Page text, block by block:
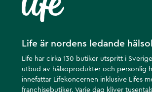
Life är nordens ledande
Life har cirka 130 butiker utspritt i
utbud av hälsoprodukter och personlig
innefattar Lifekoncernen inklusive Lifes
franchisebutiker. Varje dag kliver